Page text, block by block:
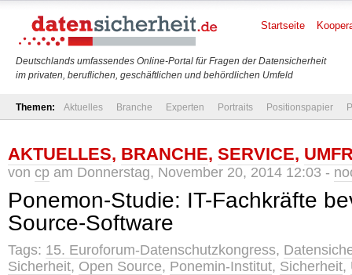
Deutschlands umfassendes Online-Portal für Fragen der Datensicherheit
im privaten, beruflichen, geschäftlichen und behördlichen Umfeld
Startseite
Themen: Aktuelles Branche Experten Portraits Positionspapier
AKTUELLES, BRANCHE, SERVICE,
von cp am Donnerstag, November 20, 2014 12:03 -
Ponemon-Studie: IT-Fachkräfte
Source-Software
Tags: 15. Euroforum-Datenschutzkongress,
Sicherheit, Open Source, Ponemin-Institut, Sicherheit,